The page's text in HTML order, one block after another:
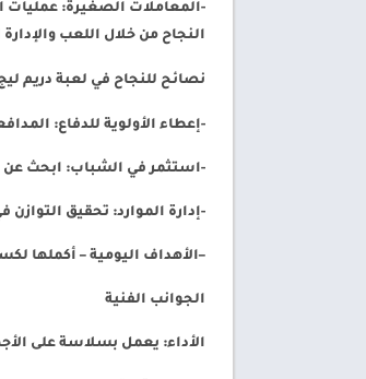
-المعاملات الصغيرة: عمليات
النجاح من خلال اللعب
نصائح للنجاح في لعبة دريم
-إعطاء الأولوية للدفاع:
-استثمر في الشباب: ابحث عن
-إدارة الموارد: تحقيق التوازن
–الأهداف اليومية – أكملها
الجوانب الفنية
الأداء: يعمل بسلاسة على الأجهزة متوسطة